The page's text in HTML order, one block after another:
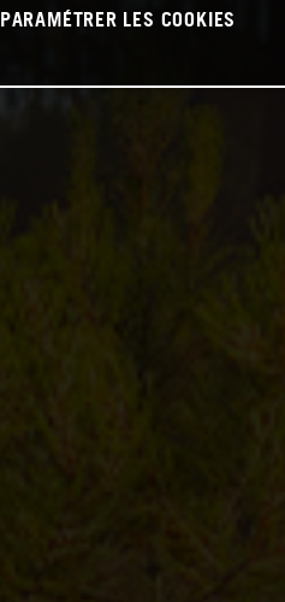
PARAMÉTRER LES COOKIES